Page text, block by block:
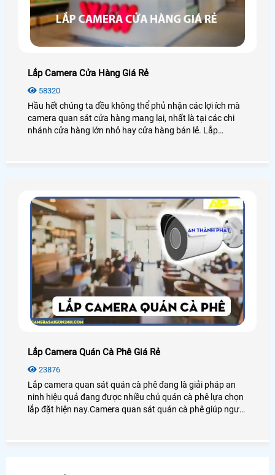
Lắp Camera Cửa Hàng Giá Rẻ
58320
Hầu hết chúng ta đều không thể phủ nhận các lợi ích mà
camera quan sát cửa hàng mang lại, nhất là tại các chi
nhánh cửa hàng lớn nhỏ hay cửa hàng bán lẻ. Lắp
Lắp Camera Quán Cà Phê Giá Rẻ
23876
Lắp camera quan sát quán cà phê đang là giải pháp an
ninh hiệu quả đang được nhiều chủ quán cà phê lựa chọn
lắp đặt hiện nay.Camera quan sát quán cà phê giúp người